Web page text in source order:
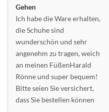
Gehen
Ich habe die Ware erhalten,
die Schuhe sind
wunderschön und sehr
angenehm zu tragen, weich
an meinen FüßenHarald
Rönne und super bequem!
Bitte seien Sie versichert,
dass Sie bestellen können